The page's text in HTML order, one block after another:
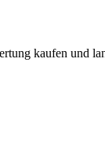
kaufen und